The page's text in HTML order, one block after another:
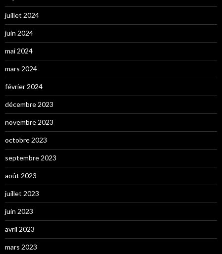
juillet 2024
juin 2024
mai 2024
mars 2024
février 2024
décembre 2023
novembre 2023
octobre 2023
septembre 2023
août 2023
juillet 2023
juin 2023
avril 2023
mars 2023